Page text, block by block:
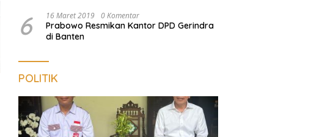
6 16 Maret 2019 0 Komentar
Prabowo Resmikan Kantor DPD Gerindra
di Banten
POLITIK